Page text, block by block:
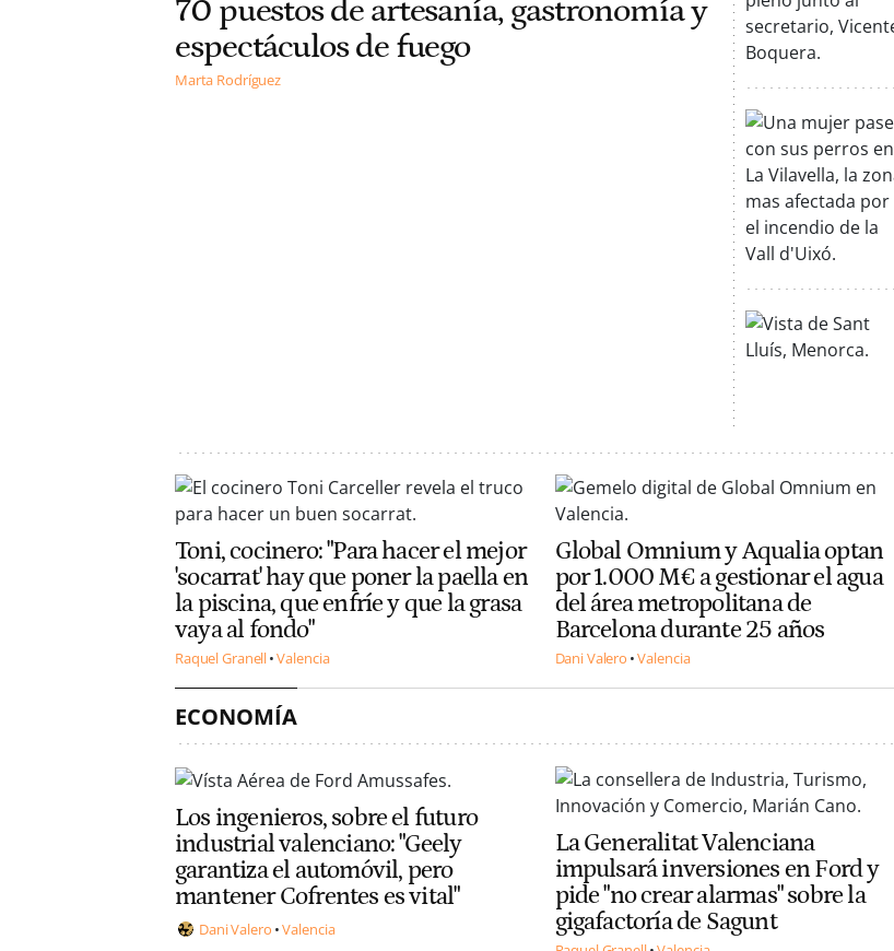
70 puestos de artesanía, gastronomía y
espectáculos de fuego
Marta Rodríguez
Toni, cocinero: "Para hacer el mejor
'socarrat' hay que poner la paella en
la piscina, que enfríe y que la grasa
vaya al fondo"
Raquel Granell Valencia
Global Omnium y Aqualia optan
por 1.000 M€ a gestionar el agua
del área metropolitana de
Barcelona durante 25 años
Dani Valero Valencia
ECONOMÍA
Los ingenieros, sobre el futuro
industrial valenciano: "Geely
garantiza el automóvil, pero
mantener Cofrentes es vital"
Dani Valero Valencia
La Generalitat Valenciana
impulsará inversiones en Ford y
pide "no crear alarmas" sobre la
gigafactoría de Sagunt